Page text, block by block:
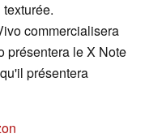
commercialisera
présentera le X Note
présentera